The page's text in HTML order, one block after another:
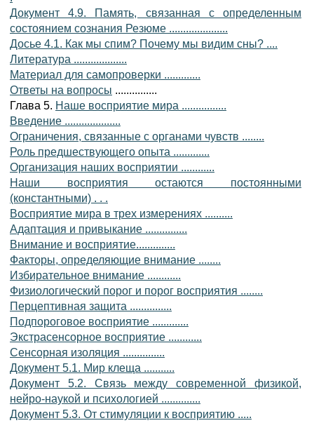
Документ 4.9. Память, связанная с определенным
состоянием сознания Резюме .....................
Досье 4.1. Как мы спим? Почему мы видим сны? ....
Литература ...................
Материал для самопроверки .............
Ответы на вопросы ...............
Глава 5. Наше восприятие мира ................
Введение ....................
Ограничения, связанные с органами чувств ........
Роль предшествующего опыта .............
Организация наших восприятии ............
Наши восприятия остаются постоянными
(константными) . . .
Восприятие мира в трех измерениях ..........
Адаптация и привыкание ...............
Внимание и восприятие..............
Факторы, определяющие внимание ........
Избирательное внимание ............
Физиологический порог и порог восприятия ........
Перцептивная защита ...............
Подпороговое восприятие .............
Экстрасенсорное восприятие ............
Сенсорная изоляция ...............
Документ 5.1. Мир клеща ...........
Документ 5.2. Связь между современной физикой,
нейро-наукой и психологией ..............
Документ 5.3. От стимуляции к восприятию .....